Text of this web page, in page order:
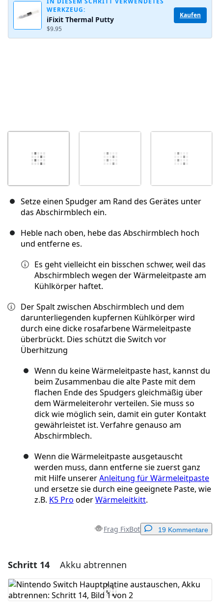
Abbrechen Kommentieren
WERKZEUG:
iFixit Thermal Putty
$9.95
Kaufen
Setze einen Spudger am Rand des Gerätes unter
das Abschirmblech ein.
Heble nach oben, hebe das Abschirmblech hoch
und entferne es.
Es geht vielleicht ein bisschen schwer, weil das
Abschirmblech wegen der Wärmeleitpaste am
Kühlkörper haftet.
Der Spalt zwischen Abschirmblech und dem
darunterliegenden kupfernen Kühlkörper wird
durch eine dicke rosafarbene Wärmeleitpaste
überbrückt. Dies schützt die Switch vor
Überhitzung
Wenn du keine Wärmeleitpaste hast, kannst du
beim Zusammenbau die alte Paste mit dem
flachen Ende des Spudgers gleichmäßig über
dem Wärmeleiterohr verteilen. Sie muss so
dick wie möglich sein, damit ein guter Kontakt
gewährleistet ist. Verfahre genauso am
Abschirmblech.
Wenn die Wärmeleitpaste ausgetauscht
werden muss, dann entferne sie zuerst ganz
mit Hilfe unsererAnleitung für Wärmeleitpaste
und ersetze sie durch eine geeignete Paste, wie
z.B. K5 Pro oderWärmeleitkitt.
Frag FixBot 19 Kommentare
Einen Kommentar hinzufügen
Kommentar hinzufügen
Schritt 14 Akku abtrennen